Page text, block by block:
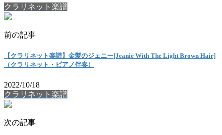
クラリネット楽譜
前の記事
【クラリネット楽譜】金髪のジェニー[Jeanie With The Light Brown Hair]
（クラリネット・ピアノ伴奏）
2022/10/18
クラリネット楽譜
次の記事